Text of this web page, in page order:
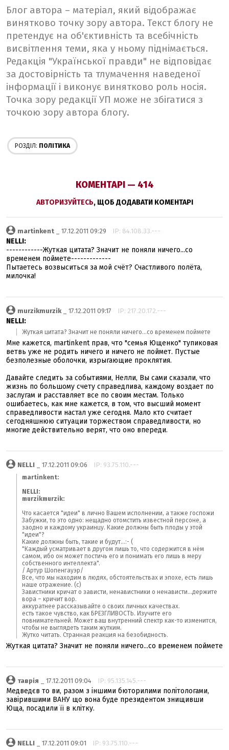
Блог автора – матеріал, який відображає
винятково точку зору автора. Текст блогу не
претендує на об'єктивність та всебічність
висвітлення теми, яка у ньому піднімається.
Редакція "Української правди" не відповідає
за достовірність та тлумачення наведеної
інформації і виконує винятково роль носія.
Точка зору редакції УП може не збігатися з
точкою зору автора блогу.
РОЗДІЛ: ПОЛІТИКА
КОМЕНТАРІ — 414
АВТОРИЗУЙТЕСЬ, ЩОБ ДОДАВАТИ КОМЕНТАРІ
martinkent _ 17.12.2011 09:29 IP: 84.108.33.---
NELLI:
------------Жуткая цитата? Значит не поняли ничего...со
временем поймете-------------
Пытаетесь возвыситься за мой счёт? Счастливого полёта,
милочка!
murzikmurzik_ 17.12.2011 09:17 IP: 217.20.172.---
NELLI:
Жуткая цитата? Значит не поняли ничего...со временем поймете
Мне кажется, martinkent прав, что "семья Ющенко" тупиковая
ветвь уже не родить ничего и ничего не поймет. Пустые
безполезные оболочки, изрыгающие проклятия.
Давайте следить за событиями, Нелли, Вы сами сказали, что
жизнь по большому счету справедлива, каждому воздает по
заслугам и расставляет все по своим местам. Только
ошибаетесь, как мне кажется, в том, что высший момент
справедливости настал уже сегодня. Мало кто считает
сегодняшнюю ситуации торжеством справедливости, но
многие действительно верят, что оно впереди.
NELLI _ 17.12.2011 09:06 IP: 93.75.110.---
martinkent:
NELLI:
murzikmurzik:
Что касается "идеи" в лично Вашем исполнении, а также госпожи
Забужки, то это одно: нещадно отомстить известной персоне, а
заодно и каждому украинцу. Какие должны быть плоды у этой
"идеи"?
Какие должны быть, такие и будут...:- (
"Каждый усматривает в другом лишь то, что содержится в нём
самом, ибо он может постичь его и понимать его лишь в меру
собственного интеллекта".
/ Артур Шопенгауэр/
Все, что мы находим в людях, обстоятельствах и эпохе, есть лишь
наше отражение. (с)
Завистники кричат о зависти, ненавистники о ненависти...держите
вора – кричит вор.
аккуратнее рассказывайте о своих личных качествах.
есть такое чувство, как БРЕЗГЛИВОСТЬ. Изучите его
повнимательней. Может ваш внутренний спектр как-то изменится,
чтобы не выглядеть таким жутким.
Жутко читать. Странная реакция на безобидность.
Жуткая цитата? Значит не поняли ничего...со временем поймете
таврія _ 17.12.2011 09:04 IP: 95.135.145.---
Медведєв то ви, разом з іншими бюторилими політологами,
завірившими ВАНУ що вона буде президентом знищивши
Юща, посадили її в клітку.
NELLI _ 17.12.2011 09:01 IP: 93.75.110.---